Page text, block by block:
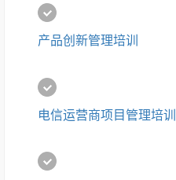
产品创新管理培训
电信运营商项目管理培训